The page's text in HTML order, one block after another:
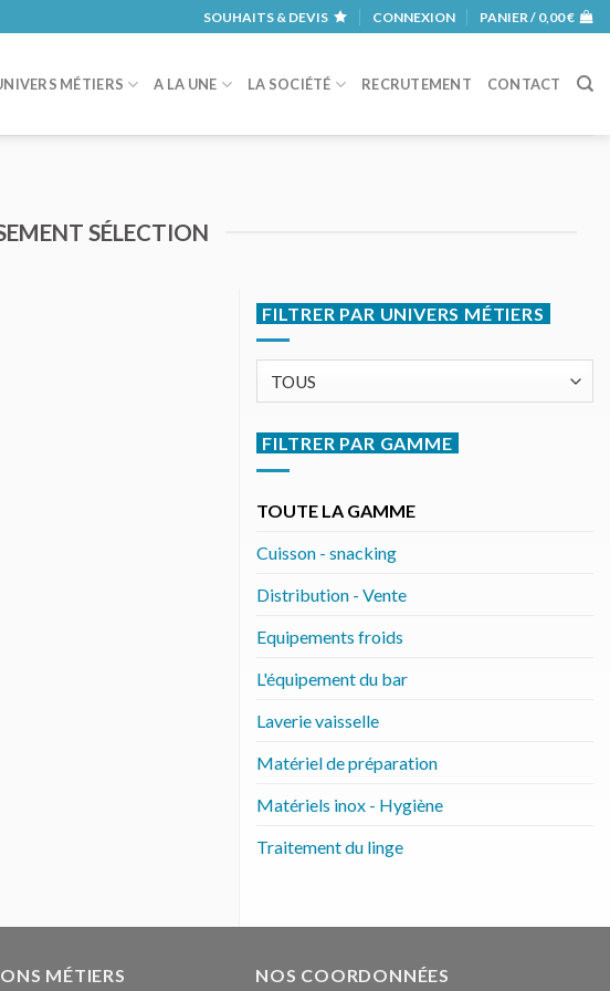
SOUHAITS & DEVIS CONNEXION PANIER / 0,00€
MÉTIERS A LA UNE LA SOCIÉTÉ RECRUTEMENT CONTACT
SÉLECTION
FILTRER PAR UNIVERS MÉTIERS
FILTRER PAR GAMME
TOUTE LA GAMME
Cuisson - snacking
Distribution - Vente
Equipements froids
L'équipement du bar
Laverie vaisselle
Matériel de préparation
Matériels inox - Hygiène
Traitement du linge
MÉTIERS NOS COORDONNÉES